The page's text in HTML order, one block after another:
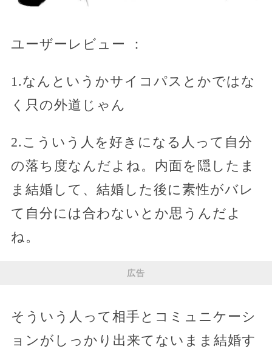
ユーザーレビュー ：
1.なんというかサイコパスとかではな
く只の外道じゃん
2.こういう人を好きになる人って自分
の落ち度なんだよね。内面を隠したま
ま結婚して、結婚した後に素性がバレ
て自分には合わないとか思うんだよ
ね。
広告
そういう人って相手とコミュニケーシ
ョンがしっかり出来てないまま結婚す